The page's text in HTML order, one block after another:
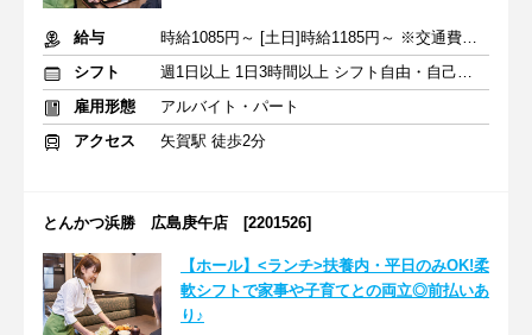
給与
時給1085円～ [土日]時給1185円～ ※交通費全額支給
シフト
週1日以上 1日3時間以上 シフト自由・自己申告
雇用形態
アルバイト・パート
アクセス
矢賀駅 徒歩2分
とんかつ浜勝 広島庚午店 [2201526]
【ホール】<ランチ>扶養内・平日のみOK!柔
軟シフトで家事や子育てとの両立◎前払いあ
り♪